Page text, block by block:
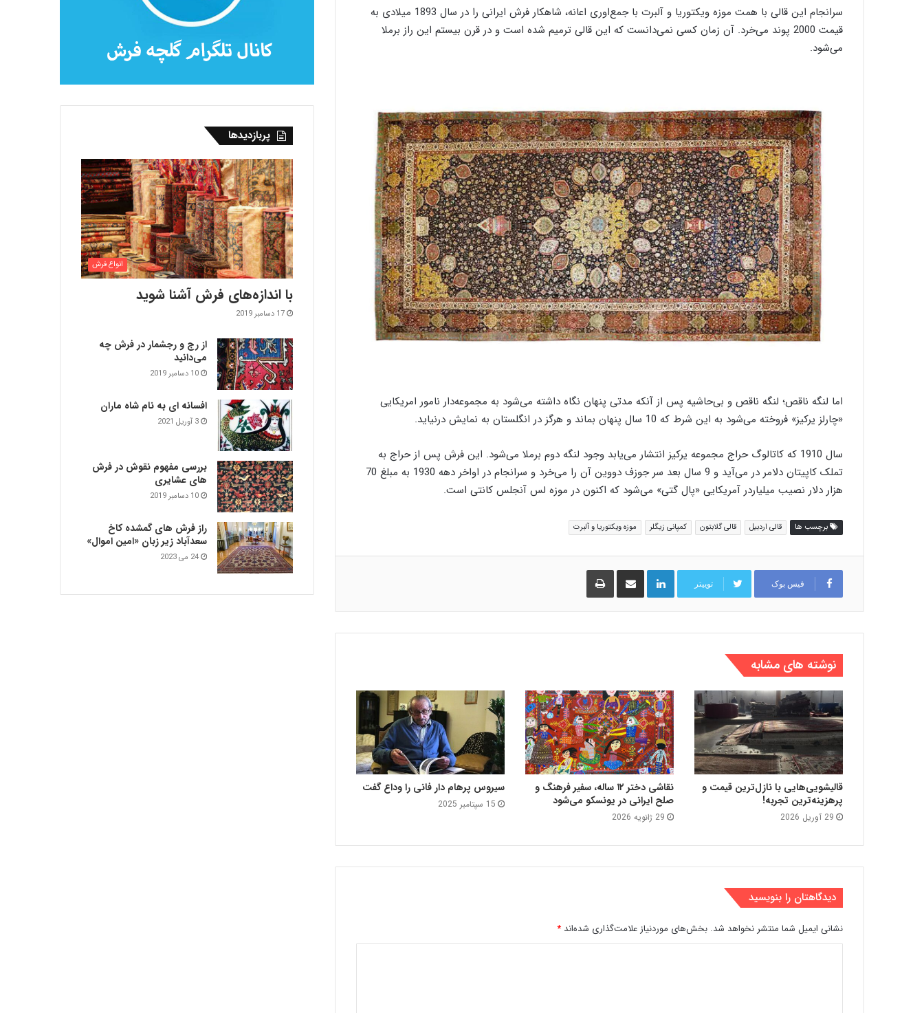
سرانجام این قالی با همت موزه ویکتوریا و آلبرت با جمع‌اوری اعانه، شاهکار فرش ایرانی را در سال 1893 میلادی به
قیمت 2000 پوند می‌خرد. آن زمان کسی نمی‌دانست که این قالی ترمیم شده است و در قرن بیستم این راز برملا
می‌شود.
اما لنگه ناقص؛ لنگه ناقص و بی‌حاشیه پس از آنکه مدتی پنهان نگاه داشته می‌شود به مجموعه‌دار نامور امریکایی
«چارلز یرکیز» فروخته می‌شود به این شرط که 10 سال پنهان بماند و هرگز در انگلستان به نمایش درنیاید.
سال 1910 که کاتالوگ حراج مجموعه یرکیز انتشار می‌یابد وجود لنگه دوم برملا می‌شود. این فرش پس از حراج به
تملک کاپیتان دلامر در می‌آید و 9 سال بعد سر جوزف دووین آن را می‌خرد و سرانجام در اواخر دهه 1930 به مبلغ 70
هزار دلار نصیب میلیاردر آمریکایی «پال گتی» می‌شود که اکنون در موزه لس آنجلس کانتی است.
برچسب ها قالی اردبیل قالی گلابتون کمپانی زیگلر موزه ویکتوریا و آلبرت
فیس بوک توییتر
لینکدین اشتراک گذاری از طریق ایمیل
نوشته های مشابه
قالیشویی‌هایی با نازل‌ترین قیمت و
پرهزینه‌ترین تجربه!
29 آوریل 2026
نقاشی دختر ۱۲ ساله، سفیر فرهنگ و
صلح ایرانی در یونسکو می‌شود
29 ژانویه 2026
سیروس پرهام دار فانی را وداع گفت
15 سپتامبر 2025
دیدگاهتان را بنویسید
نشانی ایمیل شما منتشر نخواهد شد. بخش‌های موردنیاز علامت‌گذاری شده‌اند *
پربازدیدها
انواع فرش
با اندازه‌‌های فرش آشنا شوید
17 دسامبر 2019
از رج و رجشمار در فرش چه
می‌دانید
10 دسامبر 2019
افسانه ای به نام شاه ماران
3 آوریل 2021
بررسی مفهوم نقوش در فرش‌
های عشایری
10 دسامبر 2019
راز فرش های گمشده کاخ
سعدآباد زیر زبان «امین اموال»
24 می 2023